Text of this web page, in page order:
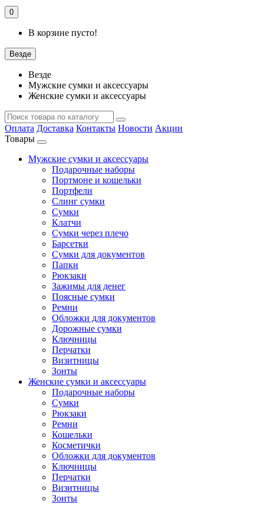
0
В корзине пусто!
Везде
Везде
Мужские сумки и аксессуары
Женские сумки и аксессуары
Оплата Доставка Контакты Новости Акции
Товары
Мужские сумки и аксессуары
Подарочные наборы
Портмоне и кошельки
Портфели
Слинг сумки
Сумки
Клатчи
Сумки через плечо
Барсетки
Сумки для документов
Папки
Рюкзаки
Зажимы для денег
Поясные сумки
Ремни
Обложки для документов
Дорожные сумки
Ключницы
Перчатки
Визитницы
Зонты
Женские сумки и аксессуары
Подарочные наборы
Сумки
Рюкзаки
Ремни
Кошельки
Косметички
Обложки для документов
Ключницы
Перчатки
Визитницы
Зонты